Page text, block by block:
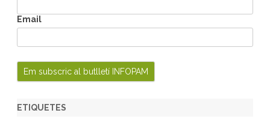
Email
ETIQUETES